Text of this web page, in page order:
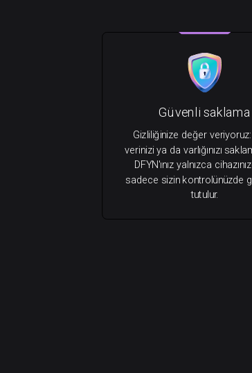
Güvenli saklama
Gizliliğinize değer
verinizi ya da varlığınızı
DFYN'ınız yalnızca
sadece sizin kontrolünüzde
tutulur.